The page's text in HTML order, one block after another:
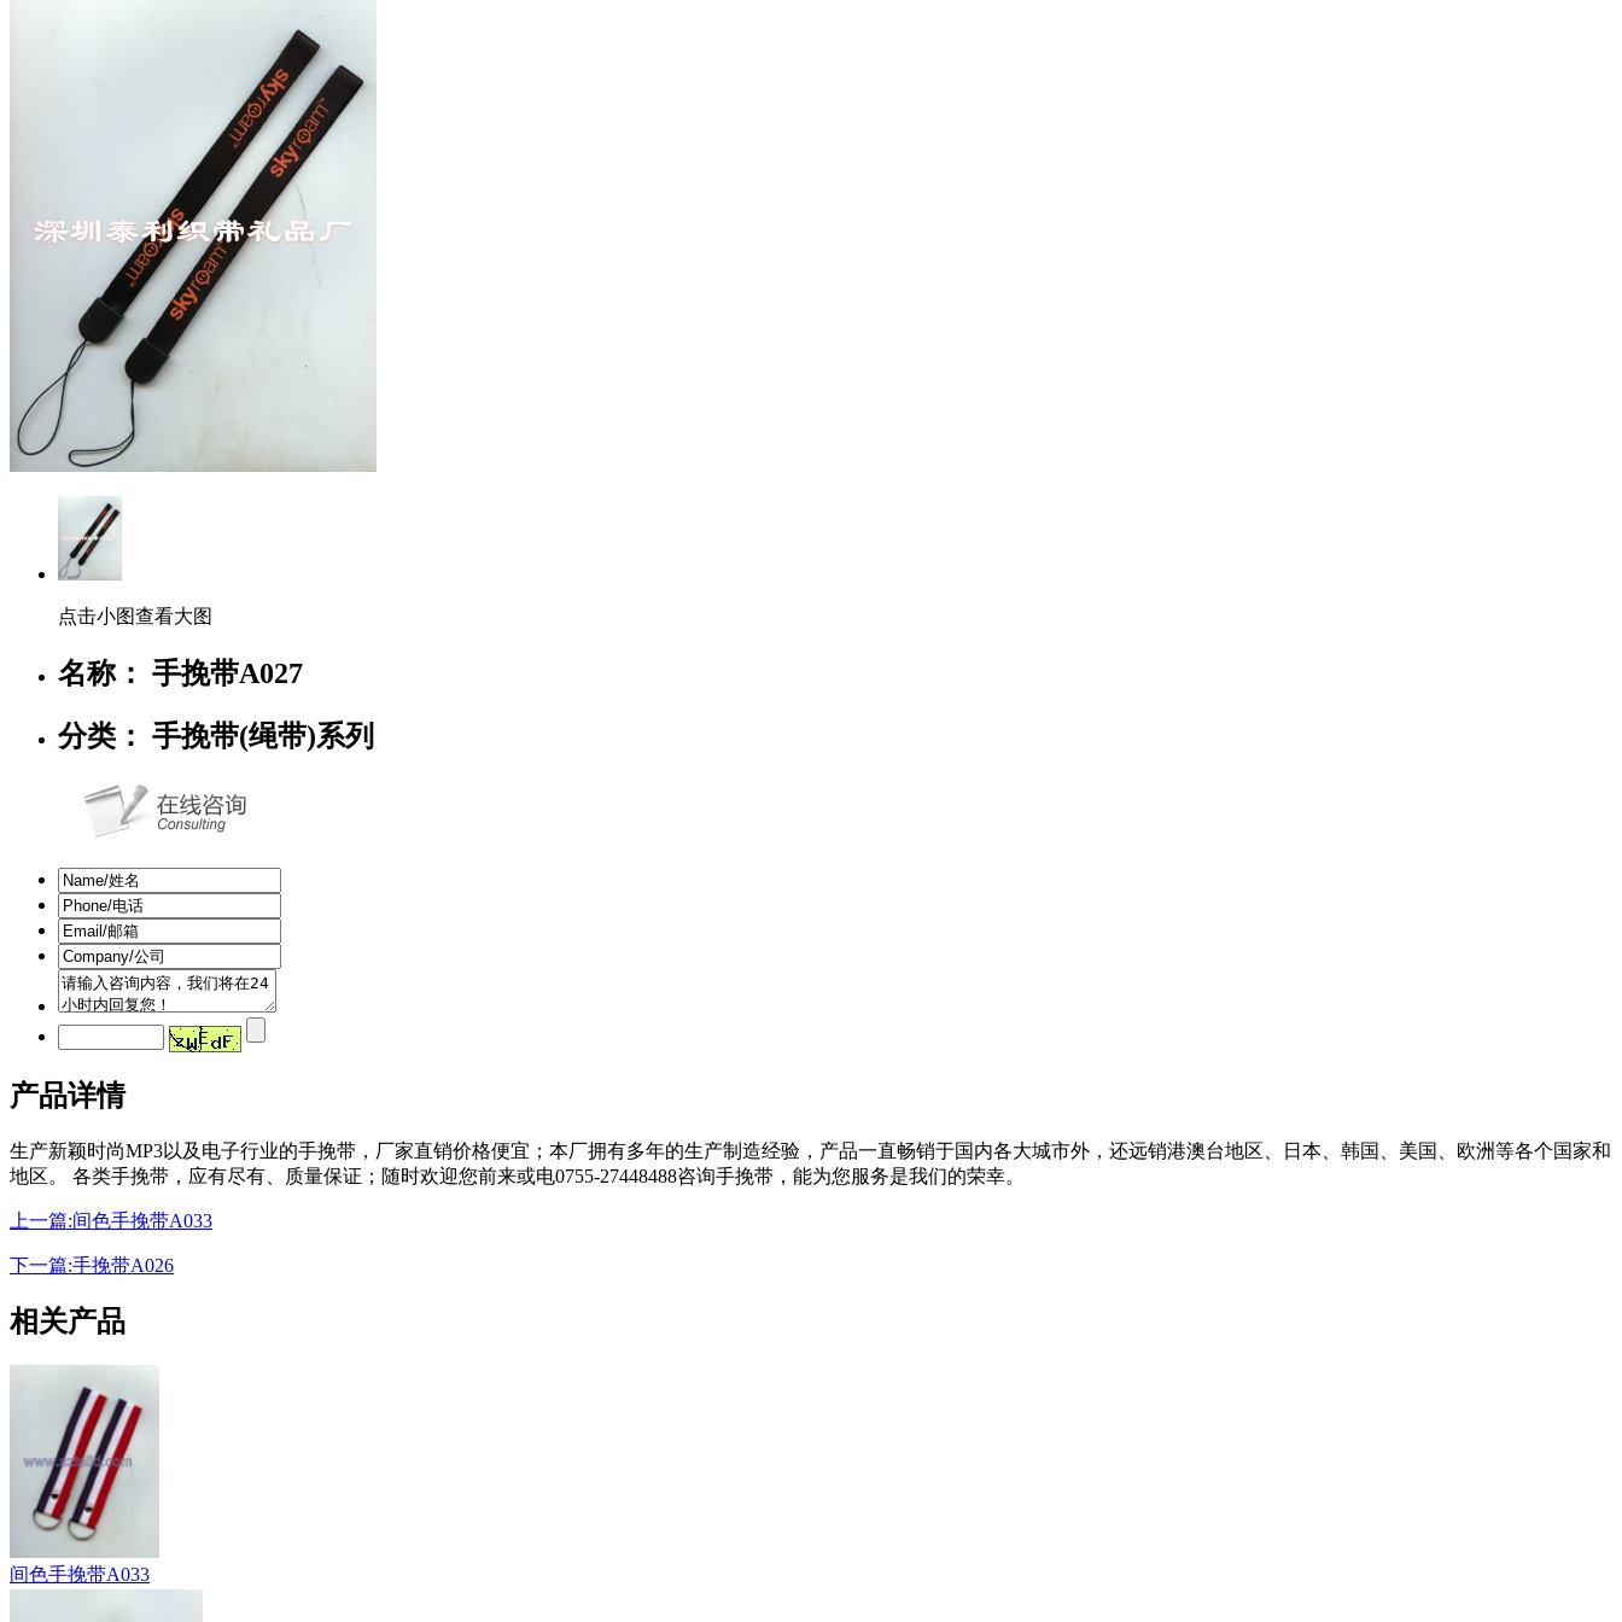
点击小图查看大图
名称： 手挽带A027
分类： 手挽带(绳带)系列
产品详情
生产新颖时尚MP3以及电子行业的手挽带，厂家直销价格便宜；本厂拥有多年的生产制造经验，产品一直畅销于国内各大城市外，还远销港澳台地区、日本、韩国、美国、欧洲等各个国家和
地区。 各类手挽带，应有尽有、质量保证；随时欢迎您前来或电0755-27448488咨询手挽带，能为您服务是我们的荣幸。
上一篇:间色手挽带A033
下一篇:手挽带A026
相关产品
间色手挽带A033